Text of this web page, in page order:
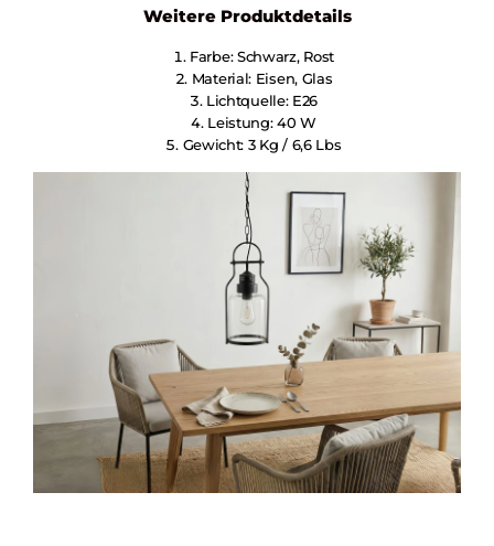
Weitere Produktdetails
Farbe: Schwarz, Rost
Material: Eisen, Glas
Lichtquelle: E26
Leistung: 40 W
Gewicht: 3 Kg / 6,6 Lbs